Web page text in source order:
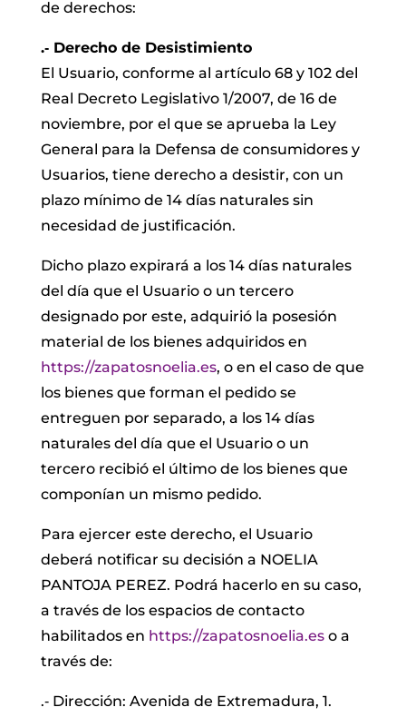
de derechos:
.‐ Derecho de Desistimiento
El Usuario, conforme al artículo 68 y 102 del
Real Decreto Legislativo 1/2007, de 16 de
noviembre, por el que se aprueba la Ley
General para la Defensa de consumidores y
Usuarios, tiene derecho a desistir, con un
plazo mínimo de 14 días naturales sin
necesidad de justificación.
Dicho plazo expirará a los 14 días naturales
del día que el Usuario o un tercero
designado por este, adquirió la posesión
material de los bienes adquiridos en
https://zapatosnoelia.es, o en el caso de que
los bienes que forman el pedido se
entreguen por separado, a los 14 días
naturales del día que el Usuario o un
tercero recibió el último de los bienes que
componían un mismo pedido.
Para ejercer este derecho, el Usuario
deberá notificar su decisión a NOELIA
PANTOJA PEREZ. Podrá hacerlo en su caso,
a través de los espacios de contacto
habilitados en https://zapatosnoelia.eso a
través de:
.‐ Dirección: Avenida de Extremadura, 1.